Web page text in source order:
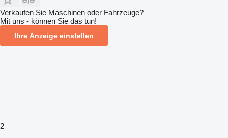
Verkaufen Sie Maschinen oder Fahrzeuge?
Mit uns - können Sie das tun!
Ihre Anzeige einstellen
2